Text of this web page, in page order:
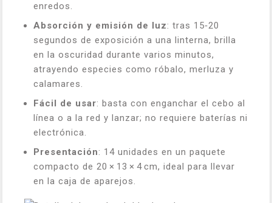
enredos.
Absorción y emisión de luz: tras 15‑20
segundos de exposición a una linterna, brilla
en la oscuridad durante varios minutos,
atrayendo especies como róbalo, merluza y
calamares.
Fácil de usar: basta con enganchar el cebo al
línea o a la red y lanzar; no requiere baterías ni
electrónica.
Presentación: 14 unidades en un paquete
compacto de 20 × 13 × 4 cm, ideal para llevar
en la caja de aparejos.